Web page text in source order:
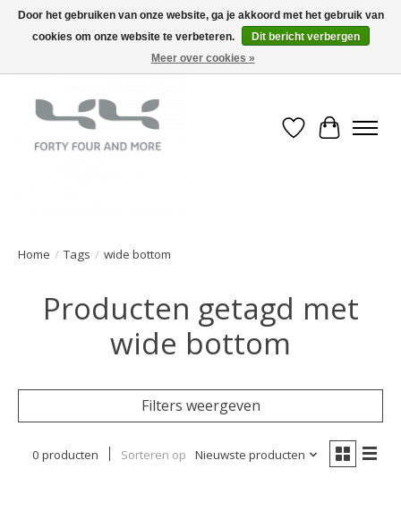
Verlanglijst
Home / Tags / wide bottom
Producten getagd met
wide bottom
Filters weergeven
0 producten Sorteren op Nieuwste producten
Door het gebruiken van onze website, ga je akkoord met het gebruik van
cookies om onze website te verbeteren.
Dit bericht verbergen
Meer over cookies »